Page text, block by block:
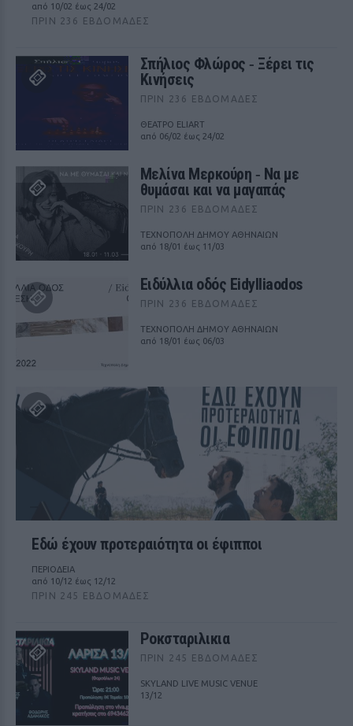
από 10/02 έως 24/02
ΠΡΙΝ 236 ΕΒΔΟΜΆΔΕΣ
Σπήλιος Φλώρος ‑ Ξέρει τις
Κινήσεις
ΠΡΙΝ 236 ΕΒΔΟΜΆΔΕΣ
ΘΕΑΤΡΟ ELIART
από 06/02 έως 24/02
Μελίνα Μερκούρη ‑ Να με
θυμάσαι και να μαγαπάς
ΠΡΙΝ 236 ΕΒΔΟΜΆΔΕΣ
ΤΕΧΝΟΠΟΛΗ ΔΗΜΟΥ ΑΘΗΝΑΙΩΝ
από 18/01 έως 11/03
Ειδύλλια οδός Eidylliaodos
ΠΡΙΝ 236 ΕΒΔΟΜΆΔΕΣ
ΤΕΧΝΟΠΟΛΗ ΔΗΜΟΥ ΑΘΗΝΑΙΩΝ
από 18/01 έως 06/03
Εδώ έχουν προτεραιότητα οι έφιπποι
ΠΕΡΙΟΔΕΙΑ
από 10/12 έως 12/12
ΠΡΙΝ 245 ΕΒΔΟΜΆΔΕΣ
Ροκσταριλικια
ΠΡΙΝ 245 ΕΒΔΟΜΆΔΕΣ
SKYLAND LIVE MUSIC VENUE
13/12